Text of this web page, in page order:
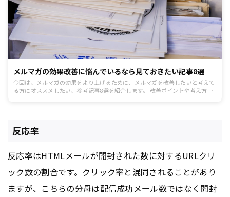
メルマガの効果改善に悩んでいるなら見ておきたい記事8選
今回は、メルマガの効果をより上げるために、メルマガを改善したいと考えて
る方にオススメしたい、参考記事8選を紹介します。 改善ポイントや考え方な
反応率
反応率はHTMLメールが開封された数に対するURLクリ
ック数の割合です。クリック率と混同されることがあり
ますが、こちらの分母は配信成功メール数ではなく開封